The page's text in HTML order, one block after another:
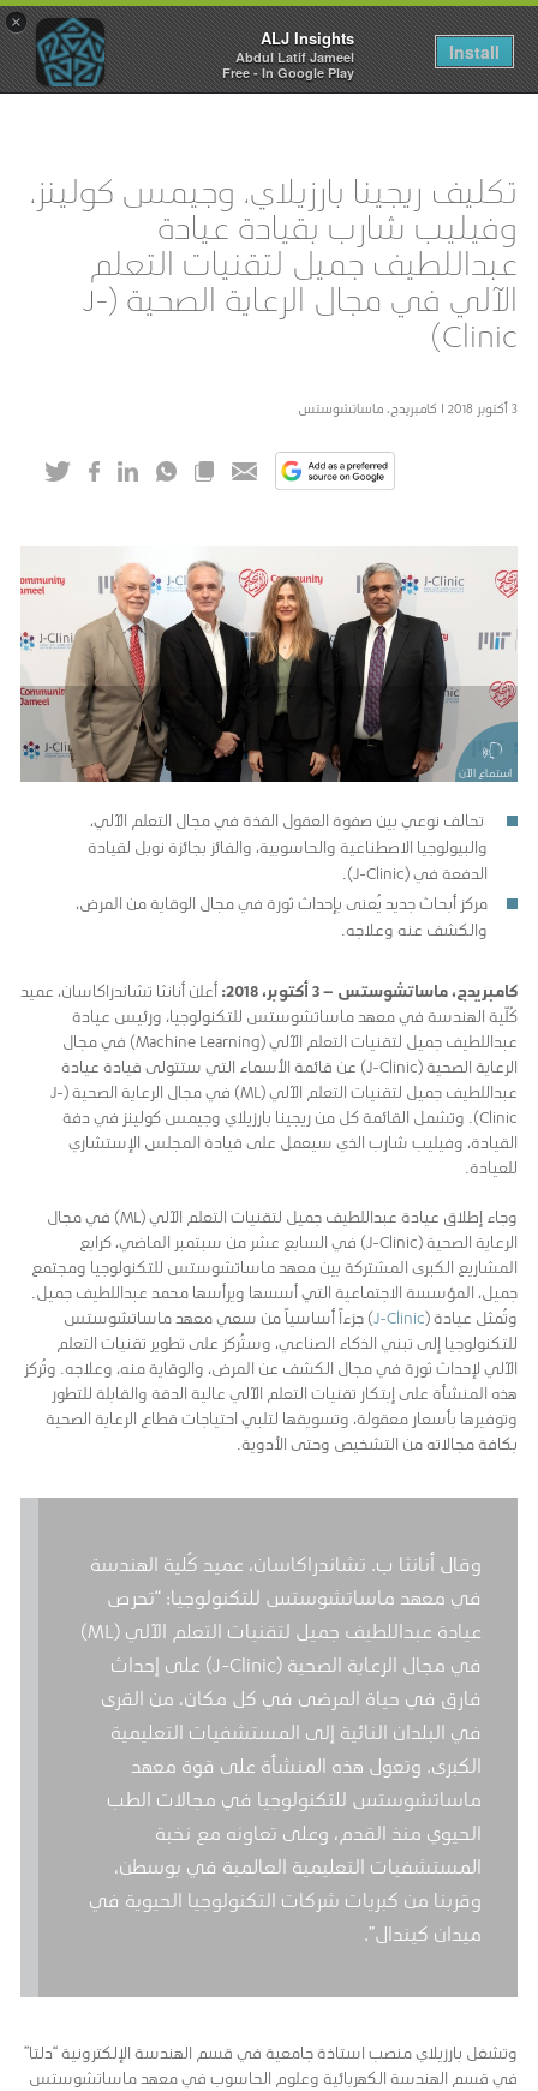
×
ALJ Insights
Abdul Latif Jameel
Free - In Google Play
Install
Toggle
navigation
تكليف ريجينا بارزيلاي، وجيمس كولينز،
وفيليب شارب بقيادة عيادة
عبداللطيف جميل لتقنيات التعلم
الآلي في مجال الرعاية الصحية (J-
Clinic)
3 أكتوبر 2018 I كامبريدج، ماساتشوستس
استماع الآن
تحالف نوعي بين صفوة العقول الفذة في مجال التعلم الآلي،
والبيولوجيا الاصطناعية والحاسوبية، والفائز بجائزة نوبل لقيادة
الدفعة في (J-Clinic).
مركز أبحاث جديد يُعنى بإحداث ثورة في مجال الوقاية من المرض،
والكشف عنه وعلاجه.
كامبريدج، ماساتشوستس –
2018
: أعلن أنانثا تشاندراكاسان، عميد
كُلّية الهندسة في معهد ماساتشوستس للتكنولوجيا، ورئيس عيادة
عبداللطيف جميل لتقنيات التعلم الآلي (Machine Learning) في مجال
الرعاية الصحية (J-Clinic) عن قائمة الأسماء التي ستتولى قيادة عيادة
عبداللطيف جميل لتقنيات التعلم الآلي (ML) في مجال الرعاية الصحية (J-
Clinic). وتشمل القائمة كل من ريجينا بارزيلاي وجيمس كولينز في دفة
القيادة، وفيليب شارب الذي سيعمل على قيادة المجلس الإستشاري
للعيادة.
وجاء إطلاق عيادة عبداللطيف جميل لتقنيات التعلم الآلي (ML) في مجال
الرعاية الصحية (J-Clinic) في السابع عشر من سبتمبر الماضي، كرابع
المشاريع الكبرى المشتركة بين معهد ماساتشوستس للتكنولوجيا ومجتمع
جميل، المؤسسة الاجتماعية التي أسسها ويرأسها محمد عبداللطيف جميل.
وتُمثل عيادة (J-Clinic) جزءاً أساسياً من سعي معهد ماساتشوستس
للتكنولوجيا إلى تبني الذكاء الصناعي، وستُركز على تطوير تقنيات التعلم
الآلي لإحداث ثورة في مجال الكشف عن المرض، والوقاية منه، وعلاجه. وتُركز
هذه المنشأة على إبتكار تقنيات التعلم الآلي عالية الدقة والقابلة للتطور
وتوفيرها بأسعار معقولة، وتسويقها لتلبي احتياجات قطاع الرعاية الصحية
بكافة مجالاته من التشخيص وحتى الأدوية.
وقال أنانثا ب. تشاندراكاسان، عميد كُلية الهندسة
في معهد ماساتشوستس للتكنولوجيا: “تحرص
عيادة عبداللطيف جميل لتقنيات التعلم الآلي (ML)
في مجال الرعاية الصحية (J-Clinic) على إحداث
فارق في حياة المرضى في كل مكان، من القرى
في البلدان النائية إلى المستشفيات التعليمية
الكبرى. وتعول هذه المنشأة على قوة معهد
ماساتشوستس للتكنولوجيا في مجالات الطب
الحيوي منذ القدم، وعلى تعاونه مع نخبة
المستشفيات التعليمية العالمية في بوسطن،
وقربنا من كبريات شركات التكنولوجيا الحيوية في
ميدان كيندال”.
وتشغل بارزيلاي منصب استاذة جامعية في قسم الهندسة الإلكترونية “دلتا”
في قسم الهندسة الكهربائية وعلوم الحاسوب في معهد ماساتشوستس